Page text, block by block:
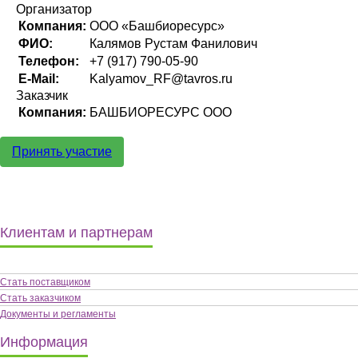
Организатор
Компания: ООО «Башбиоресурс»
ФИО:
Калямов Рустам Фанилович
Телефон:
+7 (917) 790-05-90
E-Mail:
Kalyamov_RF@tavros.ru
Заказчик
Компания: БАШБИОРЕСУРС ООО
Принять участие
Клиентам и партнерам
Стать поставщиком
Стать заказчиком
Документы и регламенты
Информация